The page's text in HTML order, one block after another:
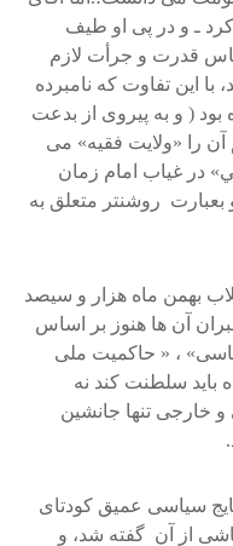
ـ و در پی او طيف
قدرت و جرأت لازم
اين تفاوت که نامبرده
( و به پيروی از بدعت
را «ولايت فقيه» می
در غياب امام زمان
روشنتر متعلق به
بهمن ماه هزار و سيصد
آن ها هنوز بر اساس
، « حاکميت ملی
سلطنت کند نه
خارجی تنها جانشين
سياسی عميق کودتای
از آن گفته شد، و